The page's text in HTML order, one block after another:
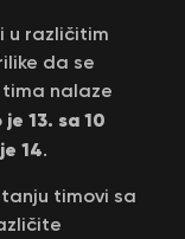
u različitim
da se
nalaze
13. sa 10
14.
timovi sa